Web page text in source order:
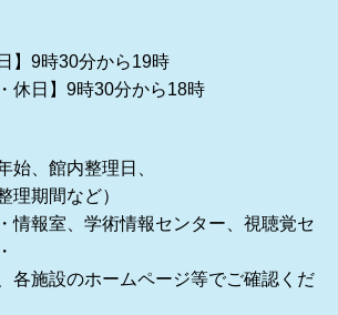
】9時30分から19時
休日】9時30分から18時
始、館内整理日、
理期間など）
情報室、学術情報センター、視聴覚セ
各施設のホームページ等でご確認くだ